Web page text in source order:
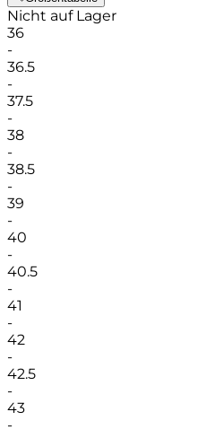
Nicht auf Lager
36
-
36.5
-
37.5
-
38
-
38.5
-
39
-
40
-
40.5
-
41
-
42
-
42.5
-
43
-